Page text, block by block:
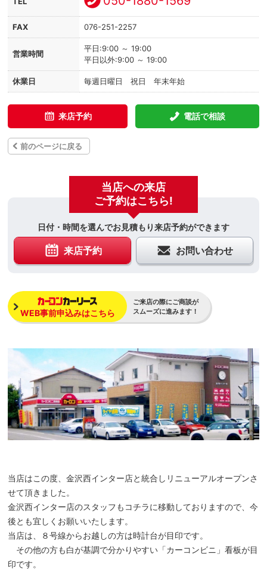
FAX 076-251-2257
営業時間
平日:9:00 ～ 19:00
平日以外:9:00 ～ 19:00
休業日 毎週日曜日 祝日 年末年始
来店予約 電話で相談
前のページに戻る
当店への来店
ご予約はこちら!
日付・時間を選んでお見積もり来店予約ができます
来店予約 お問い合わせ
WEB事前申込みはこちら
ご来店の際にご商談が
スムーズに進みます！
当店はこの度、金沢西インター店と統合しリニューアルオープンさ
せて頂きました。
金沢西インター店のスタッフもコチラに移動しておりますので、今
後とも宜しくお願いいたします。
当店は、８号線からお越しの方は時計台が目印です。
その他の方も白が基調で分かりやすい「カーコンビニ」看板が目
印です。